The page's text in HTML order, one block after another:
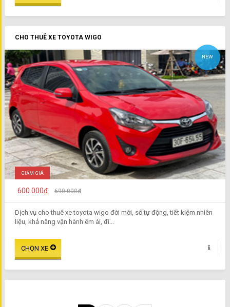
CHO THUÊ XE TOYOTA WIGO
NEW
GIẢM GIÁ
600.000₫ 690.000₫
Dịch vụ cho thuê xe toyota wigo đời mới, số tự động, tiết kiệm nhiên
liệu, khả năng vận hành êm ái, đi...